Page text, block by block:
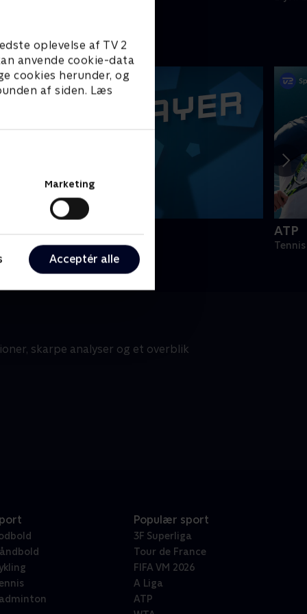
oplevelse af TV 2
anvende cookie-data
cookies herunder, og
af siden. Læs
Marketing
Acceptér alle
ATP
Tennis
skarpe analyser og et overblik
Populær sport
3F Superliga
Tour de France
FIFA VM 2026
A Liga
ATP